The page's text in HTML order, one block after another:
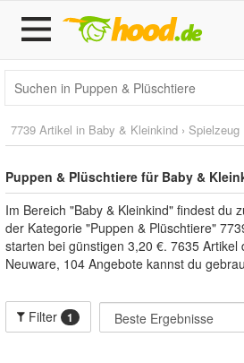
7739 Artikel in Baby & Kleinkind › Spielzeug
Puppen & Plüschtiere für Baby &
Im Bereich "Baby & Kleinkind" findest du
der Kategorie "Puppen & Plüschtiere"
starten bei günstigen 3,20 €. 7635 Artikel
Neuware, 104 Angebote kannst du
Filter 1